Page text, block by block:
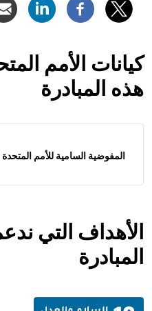
كيانات الأمم
هذه المبادرة
المفوضية السامية للأمم
الأهداف التي
المبادرة